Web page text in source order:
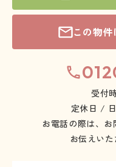
この物
受付
定休日 /
お電話の際は、
お伝えいた